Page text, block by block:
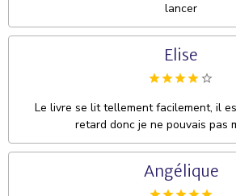
lancer
Elise
Le livre se lit tellement facilement, il
retard donc je ne pouvais pas
Angélique